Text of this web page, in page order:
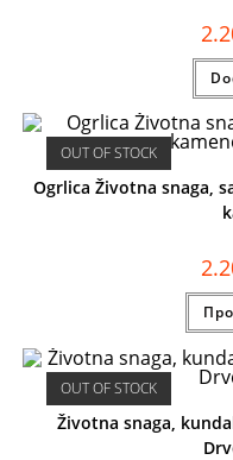
OUT OF STOCK
Ogrlica Životna snaga,
OUT OF STOCK
Životna snaga,